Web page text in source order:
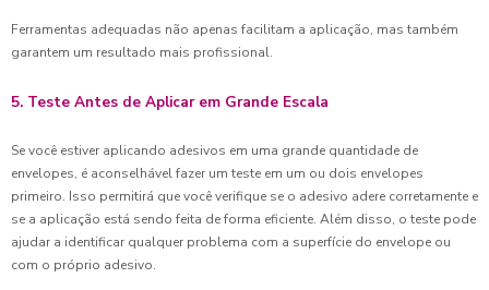
Ferramentas adequadas não apenas facilitam a aplicação, mas também
garantem um resultado mais profissional.
5. Teste Antes de Aplicar em Grande Escala
Se você estiver aplicando adesivos em uma grande quantidade de
envelopes, é aconselhável fazer um teste em um ou dois envelopes
primeiro. Isso permitirá que você verifique se o adesivo adere corretamente e
se a aplicação está sendo feita de forma eficiente. Além disso, o teste pode
ajudar a identificar qualquer problema com a superfície do envelope ou
com o próprio adesivo.